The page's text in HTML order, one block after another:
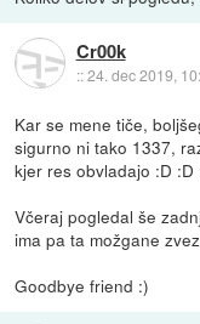
Cr00k
::24. dec 2019,
Kar se mene tiče,
sigurno ni tako 1337,
kjer res obvladajo :D :D
Včeraj pogledal še
ima pa ta možgane
Goodbye friend :)